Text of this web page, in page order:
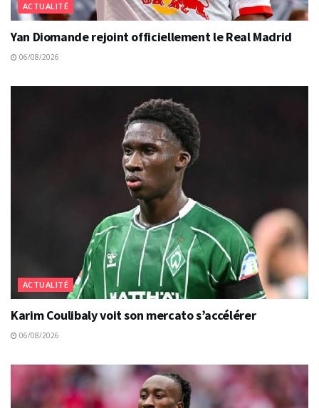
ACTUALITÉ
Yan Diomande rejoint officiellement le Real Madrid
06/08/2026
ACTUALITÉ
Karim Coulibaly voit son mercato s’accélérer
06/08/2026